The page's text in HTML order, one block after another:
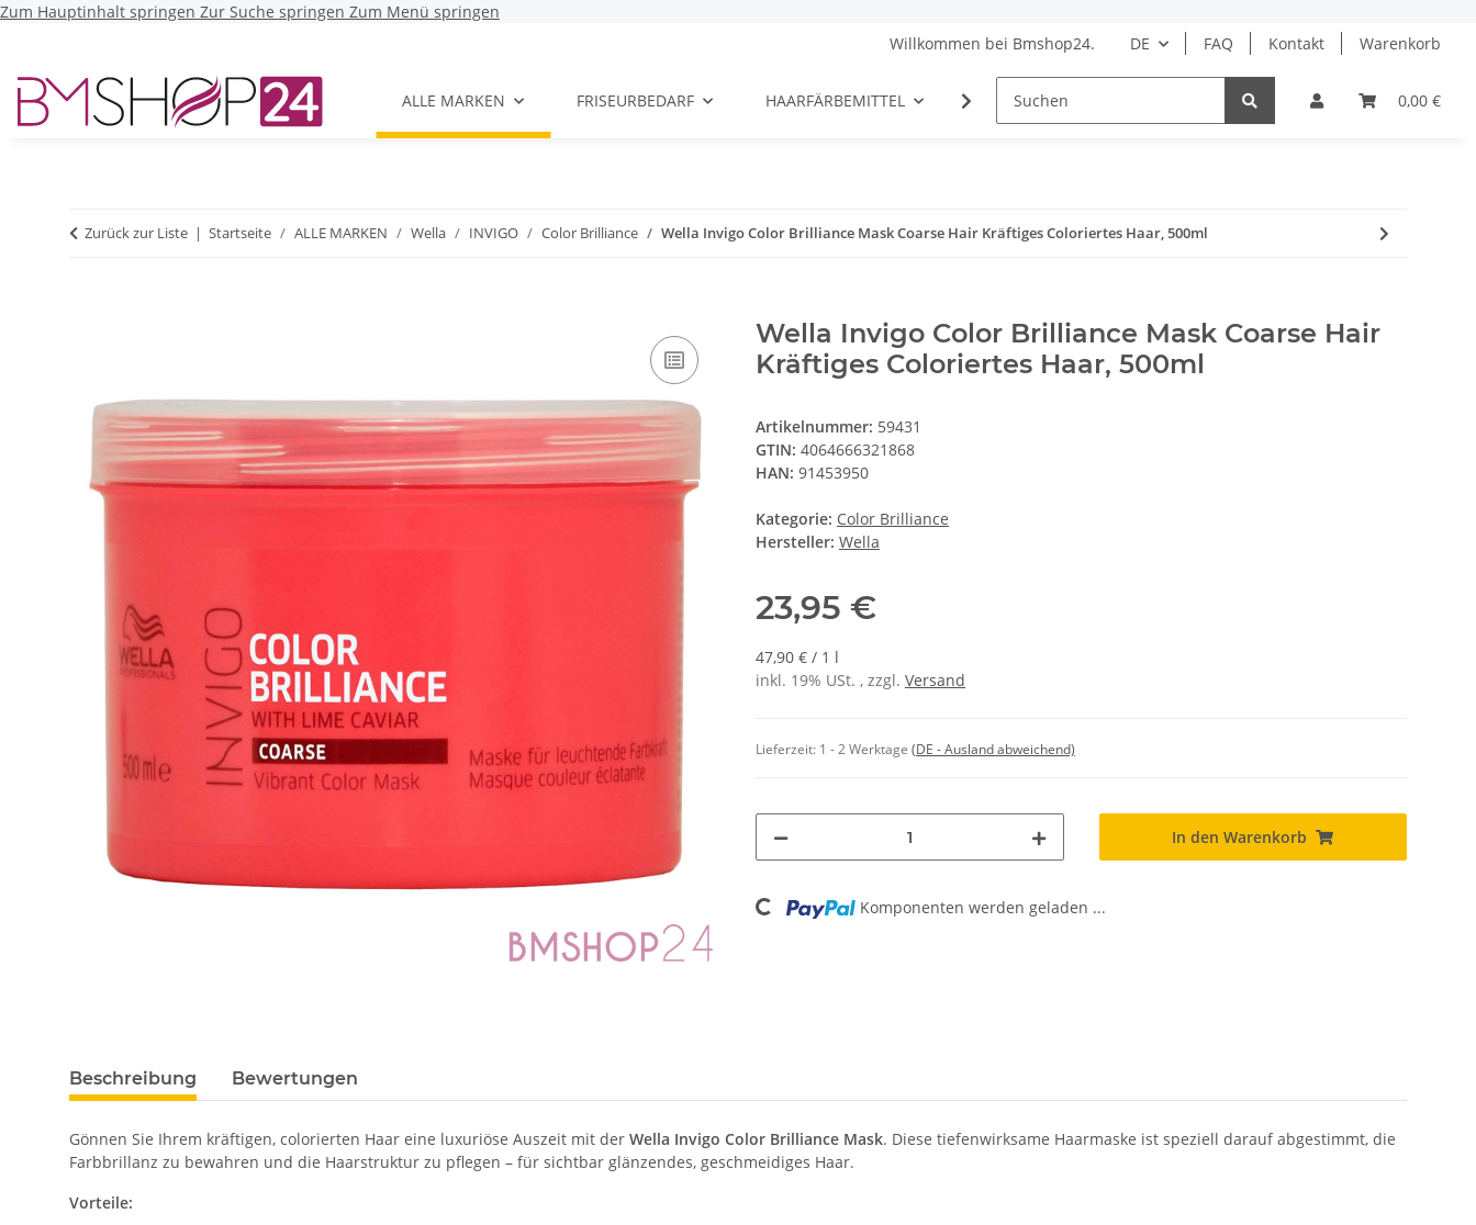
Zum Hauptinhalt springen Zur Suche springen Zum Menü springen
DE FAQ Kontakt Warenkorb
Willkommen bei Bmshop24.
0,00 €
ALLE MARKEN FRISEURBEDARF HAARFÄRBEMITTEL HAARPFLEGE BARBER DROGERIE
Zurück zur Liste Startseite ALLE MARKEN Wella INVIGO Color Brilliance Wella Invigo Color Brilliance Mask Coarse Hair Kräftiges Coloriertes Haar, 500ml
Wella Invigo Color Brilliance Mask Coarse Hair
Kräftiges Coloriertes Haar, 500ml
Artikelnummer: 59431
GTIN: 4064666321868
HAN: 91453950
Kategorie: Color Brilliance
Hersteller: Wella
23,95 €
47,90 € / 1 l
inkl. 19% USt. , zzgl. Versand
Lieferzeit: 1 - 2 Werktage (DE - Ausland abweichend)
In den Warenkorb
Loading... Komponenten werden geladen ...
Beschreibung Bewertungen
Gönnen Sie Ihrem kräftigen, colorierten Haar eine luxuriöse Auszeit mit der Wella Invigo Color Brilliance Mask. Diese tiefenwirksame Haarmaske ist speziell darauf abgestimmt, die
Farbbrillanz zu bewahren und die Haarstruktur zu pflegen – für sichtbar glänzendes, geschmeidiges Haar.
Vorteile: